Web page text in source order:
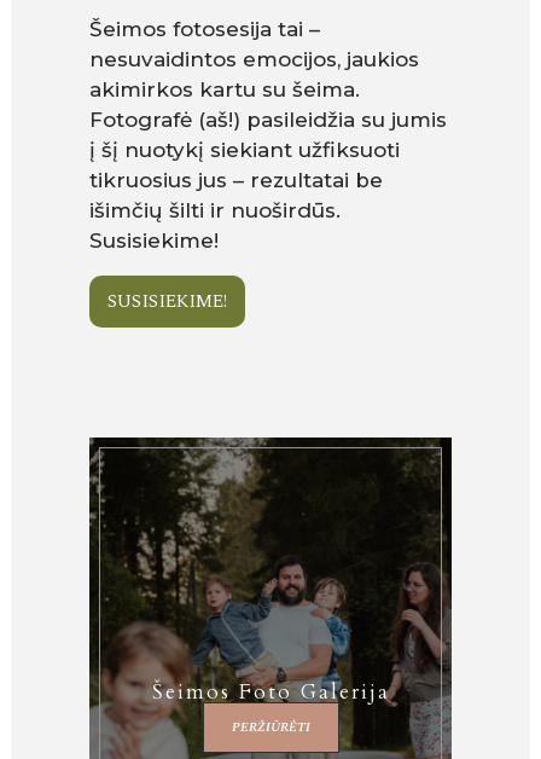
Šeimos fotosesija tai –
nesuvaidintos emocijos, jaukios
akimirkos kartu su šeima.
Fotografė (aš!) pasileidžia su jumis
į šį nuotykį siekiant užfiksuoti
tikruosius jus – rezultatai be
išimčių šilti ir nuoširdūs.
Susisiekime!
SUSISIEKIME!
Šeimos Foto Galerija
PERŽIŪRĖTI